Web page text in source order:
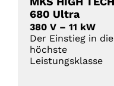
680 Ultra
380 V – 11 kW
Der Einstieg in die
höchste
Leistungsklasse